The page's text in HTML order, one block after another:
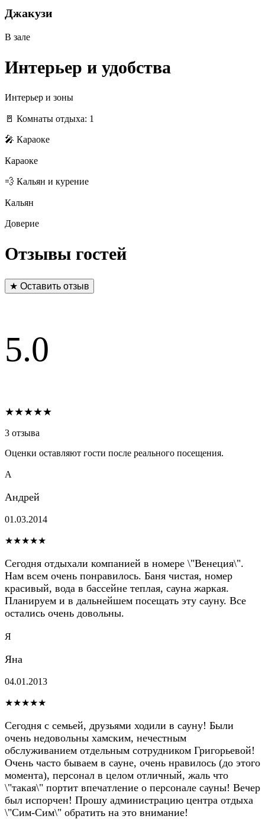
Джакузи
В зале
Интерьер и удобства
Интерьер и зоны
🚪 Комнаты отдыха: 1
🎤 Караоке
Караоке
💨 Кальян и курение
Кальян
Доверие
Отзывы гостей
★ Оставить отзыв
5.0
★★★★★
3 отзыва
Оценки оставляют гости после реального посещения.
А
Андрей
01.03.2014
★★★★★
Сегодня отдыхали компанией в номере \"Венеция\".
Нам всем очень понравилось. Баня чистая, номер
красивый, вода в бассейне теплая, сауна жаркая.
Планируем и в дальнейшем посещать эту сауну. Все
остались очень довольны.
Я
Яна
04.01.2013
★★★★★
Сегодня с семьей, друзьями ходили в сауну! Были
очень недовольны хамским, нечестным
обслуживанием отдельным сотрудником Григорьевой!
Очень часто бываем в сауне, очень нравилось (до этого
момента), персонал в целом отличный, жаль что
\"такая\" портит впечатление о персонале сауны! Вечер
был испорчен! Прошу администрацию центра отдыха
\"Сим-Сим\" обратить на это внимание!